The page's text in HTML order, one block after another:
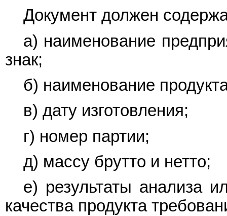
Документ должен
а) наименование
знак;
б) наименование
в) дату изготовления;
г) номер партии;
д) массу брутто и нетто;
е) результаты анализа
качества продукта